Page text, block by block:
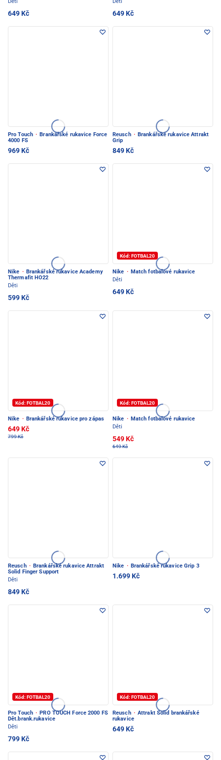
Děti
649 Kč
Děti
649 Kč
Pro Touch · Brankářské rukavice Force
4000 FS
969 Kč
Reusch · Brankářské rukavice Attrakt
Grip
849 Kč
Nike · Brankářské rukavice Academy
Thermafit HO22
Děti
599 Kč
Kód: FOTBAL20
Nike · Match fotbalové rukavice
Děti
649 Kč
Kód: FOTBAL20
Nike · Brankářské rukavice pro zápas
649 Kč
799 Kč
Kód: FOTBAL20
Nike · Match fotbalové rukavice
Děti
549 Kč
649 Kč
Reusch · Brankářské rukavice Attrakt
Solid Finger Support
Děti
849 Kč
Nike · Brankářské rukavice Grip 3
1.699 Kč
Kód: FOTBAL20
Pro Touch · PRO TOUCH Force 2000 FS
Dět.brank.rukavice
Děti
799 Kč
Kód: FOTBAL20
Reusch · Attrakt Solid brankářské
rukavice
649 Kč